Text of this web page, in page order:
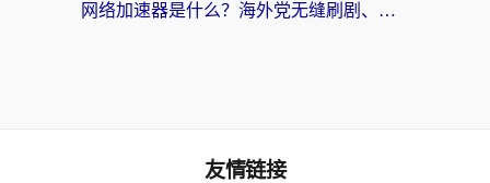
网络加速器是什么？海外党无缝刷剧、看NBA的实用指南
友情链接